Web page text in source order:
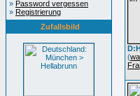
» Password vergessen
» Registrierung
Zufallsbild
(